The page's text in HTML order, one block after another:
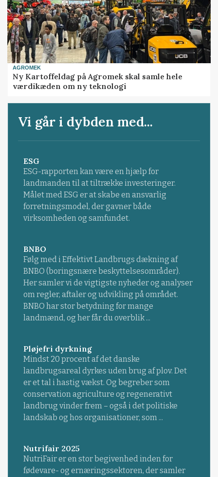
AGROMEK
Ny Kartoffeldag på Agromek skal samle hele
værdikæden om ny teknologi
Vi går i dybden med...
ESG
ESG-rapporten kan være en hjælp for
landmanden til at tiltrække investeringer.
Målet med ESG er at skabe en ansvarlig
forretningsmodel, der gavner både
virksomheden og samfundet.
BNBO
Følg med i Effektivt Landbrugs dækning af
BNBO (boringsnære beskyttelsesområder).
Her samler vi de vigtigste nyheder og analyser
om regler, aftaler og udvikling på området.
BNBO har stor betydning for mange
landmænd, og her får du overblik ...
Pløjefri dyrkning
Mindst 20 procent af det danske
landbrugsareal dyrkes uden brug af plov. Det
er et tal i hastig vækst. Og begreber som
conservation agriculture og regenerativt
landbrug vinder frem – også i det politiske
landskab og hos organisationer, som ...
Nutrifair 2025
NutriFair er en stor begivenhed inden for
fødevare- og ernæringssektoren, der samler